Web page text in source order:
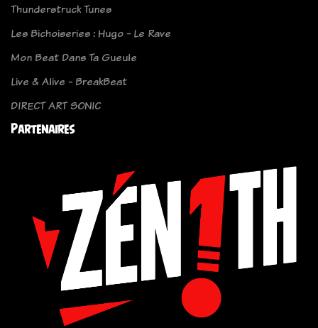
Thunderstruck Tunes
Les Bichoiseries : Hugo - Le Rave
Mon Beat Dans Ta Gueule
Live & Alive - BreakBeat
DIRECT ART SONIC
Partenaires